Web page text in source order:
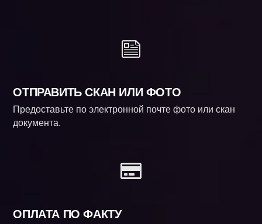
ОТПРАВИТЬ СКАН ИЛИ ФОТО
Предоставьте по электронной почте фото или скан
документа.
ОПЛАТА ПО ФАКТУ